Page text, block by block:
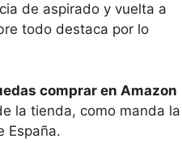
de aspirado y vuelta a
todo destaca por lo
comprar en Amazon
la tienda, como manda la
España.